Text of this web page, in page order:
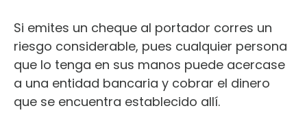
Si emites un cheque al portador corres un
riesgo considerable, pues cualquier persona
que lo tenga en sus manos puede acercase
a una entidad bancaria y cobrar el dinero
que se encuentra establecido allí.